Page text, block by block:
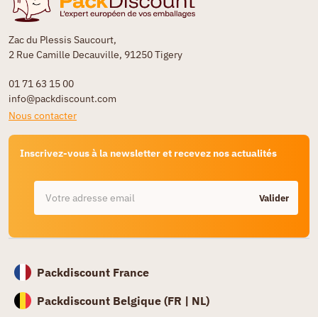
Zac du Plessis Saucourt,
2 Rue Camille Decauville, 91250 Tigery
01 71 63 15 00
info@packdiscount.com
Nous contacter
Inscrivez-vous à la newsletter et recevez nos actualités
Valider
Packdiscount France
Packdiscount Belgique (FR | NL)